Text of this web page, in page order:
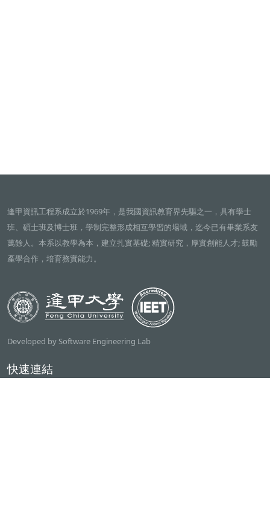
逢甲資訊工程系成立於1969年，是我國資訊教育界先驅之一，具有學士
班、碩士班及博士班，學制完整形成相互學習的場域，迄今已有畢業系友
萬餘人。本系以教學為本，建立扎實基礎; 精實研究，厚實創能人才; 鼓勵
產學合作，培育務實能力。
Developed by Software Engineering Lab
快速連結